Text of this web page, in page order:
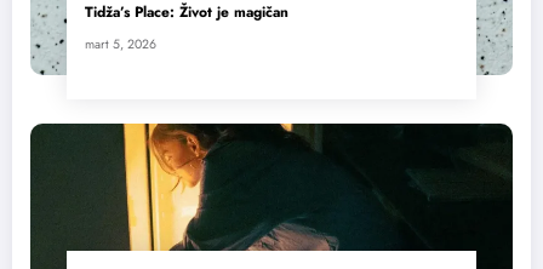
Tidža’s Place: Život je magičan
mart 5, 2026